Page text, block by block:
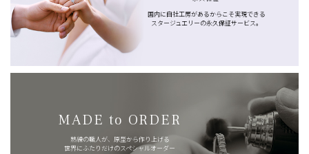
国内に自社工房があるからこそ実現できる
スタージュエリーの永久保証サービス。
MADE to ORDER
熟練の職人が、原型から作り上げる
世界にふたりだけのスペシャルオーダー